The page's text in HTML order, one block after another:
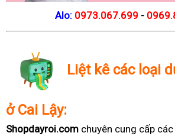
Alo: 0973.067.699 -
Liệt kê các loại
ở Cai Lậy:
Shopdayroi.com chuyên cung cấp